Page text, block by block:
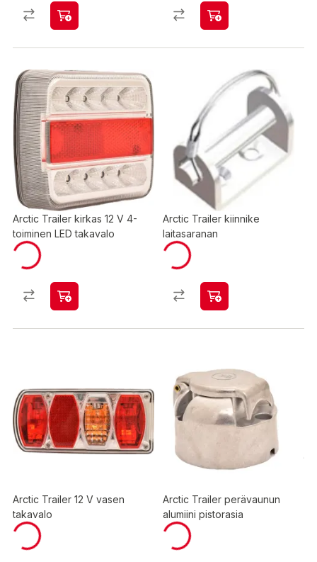
Arctic Trailer kirkas 12 V 4-
toiminen LED takavalo
Arctic Trailer kiinnike
laitasaranan
Arctic Trailer 12 V vasen
takavalo
Arctic Trailer perävaunun
alumiini pistorasia